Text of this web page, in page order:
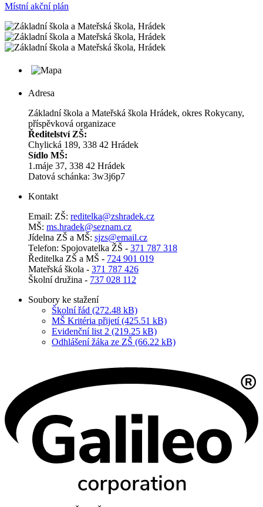
Místní akční plán
Adresa
Základní škola a Mateřská škola Hrádek, okres Rokycany,
příspěvková organizace
Ředitelství ZŠ:
Chylická 189, 338 42 Hrádek
Sídlo MŠ:
1.máje 37, 338 42 Hrádek
Datová schánka: 3w3j6p7
Kontakt
Email: ZŠ: reditelka@zshradek.cz
MŠ: ms.hra­dek@se­znam.cz
Jí­del­na ZŠ a MŠ: sjzs@​email.​cz
Telefon: Spojovatelka ŽŠ - 371 787 318
Ředitelka ZŠ a MŠ - 724 901 019
Mateřská škola - 371 787 426
Školní družina - 737 028 112
Soubory ke stažení
Školní řád (272.48 kB)
MŠ Kritéria přijetí (425.51 kB)
Evidenční list 2 (219.25 kB)
Odhlášení žáka ze ZŠ (66.22 kB)